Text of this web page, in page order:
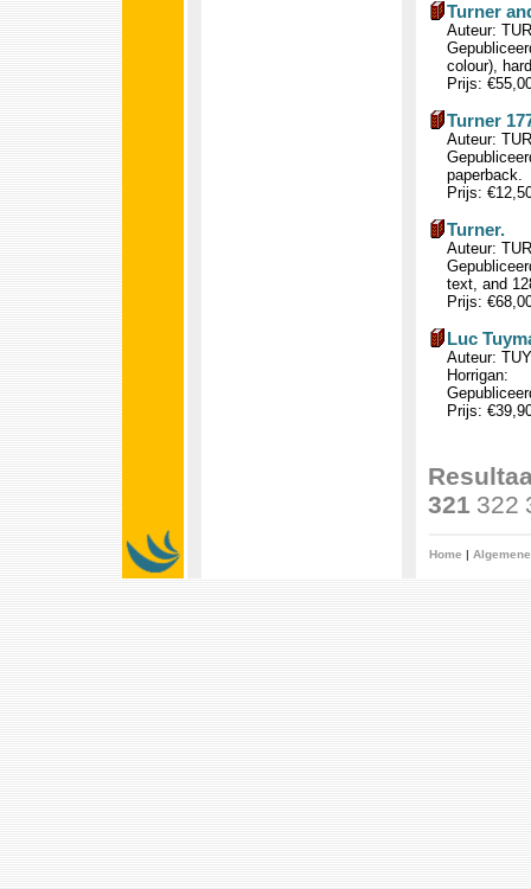
Turner
Auteur:
colour),
Prijs:
Turner
Auteur:
paperback.
Prijs:
Turner.
Auteur:
text, and
Prijs:
Luc
Auteur:
Horrigan:
Prijs:
321 322
Home |